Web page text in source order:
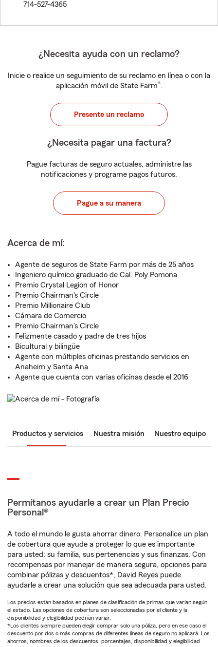
714-527-4365
¿Necesita ayuda con un reclamo?
Inicie o realice un seguimiento de su reclamo en línea o con la
aplicación móvil de State Farm®.
Presente un reclamo
¿Necesita pagar una factura?
Pague facturas de seguro actuales, administre las
notificaciones y programe pagos futuros.
Pague a su manera
Acerca de mí:
Agente de seguros de State Farm por más de 25 años
Ingeniero químico graduado de Cal. Poly Pomona
Premio Crystal Legion of Honor
Premio Chairman's Circle
Premio Millionaire Club
Cámara de Comercio
Premio Chairman's Circle
Felizmente casado y padre de tres hijos
Bicultural y bilingüe
Agente con múltiples oficinas prestando servicios en
Anaheim y Santa Ana
Agente que cuenta con varias oficinas desde el 2016
Productos y servicios Nuestra misión Nuestro equipo
Permítanos ayudarle a crear un Plan Precio
Personal®
A todo el mundo le gusta ahorrar dinero. Personalice un plan
de cobertura que ayude a proteger lo que es importante
para usted: su familia, sus pertenencias y sus finanzas. Con
recompensas por manejar de manera segura, opciones para
combinar pólizas y descuentos*, David Reyes puede
ayudarle a crear una solución que sea adecuada para usted.
Los precios están basados en planes de clasificación de primas que varían según
el estado. Las opciones de cobertura son seleccionadas por el cliente y la
disponibilidad y elegibilidad podrían variar.
*Los clientes siempre pueden elegir comprar solo una póliza, pero en ese caso el
descuento por dos o más compras de diferentes líneas de seguro no aplicará. Los
ahorros, nombres de los descuentos, porcentajes, disponibilidad y elegibilidad